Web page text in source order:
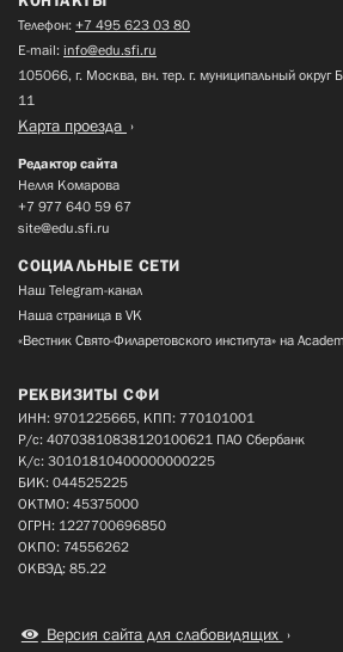
Телефон: +7 495 623 03 80
E-mail: info@edu.sfi.ru
105066, г. Москва, вн. тер. г. муниципальный округ
11
Карта проезда
Редактор сайта
Нелля Комарова
+7 977 640 59 67
site@edu.sfi.ru
СОЦИАЛЬНЫЕ СЕТИ
Наш Telegram-канал
Наша страница в VK
«Вестник Свято-Филаретовского института» на
РЕКВИЗИТЫ СФИ
ИНН: 9701225665, КПП: 770101001
Р/с: 40703810838120100621 ПАО Сбербанк
К/с: 30101810400000000225
БИК: 044525225
ОКТМО: 45375000
ОГРН: 1227700696850
ОКПО: 74556262
ОКВЭД: 85.22
Версия сайта для слабовидящих